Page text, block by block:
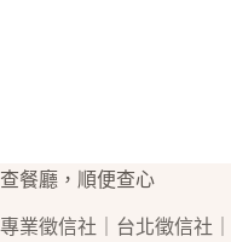
查餐廳，順便查心
專業徵信社 台北徵信社